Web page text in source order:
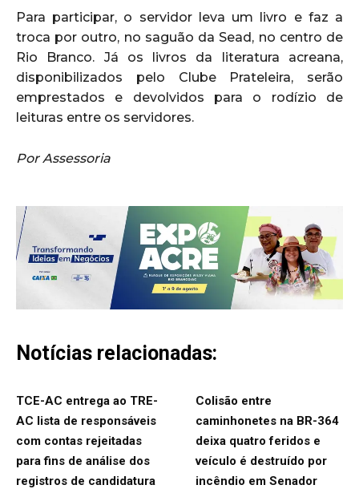
Para participar, o servidor leva um livro e faz a
troca por outro, no saguão da Sead, no centro de
Rio Branco. Já os livros da literatura acreana,
disponibilizados pelo Clube Prateleira, serão
emprestados e devolvidos para o rodízio de
leituras entre os servidores.
Por Assessoria
Notícias relacionadas:
TCE-AC entrega ao TRE-
AC lista de responsáveis
com contas rejeitadas
para fins de análise dos
registros de candidatura
Colisão entre
caminhonetes na BR-364
deixa quatro feridos e
veículo é destruído por
incêndio em Senador